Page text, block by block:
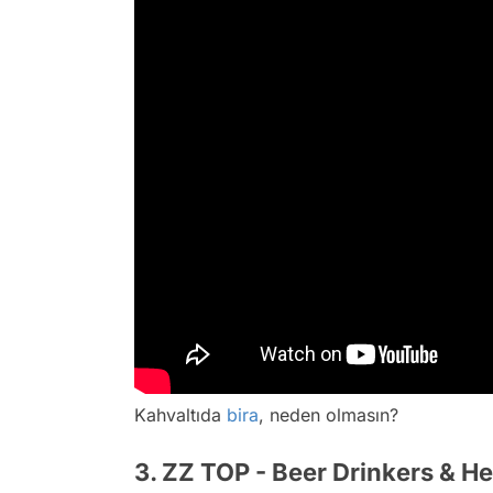
Kahvaltıda bira, neden olmasın?
3. ZZ TOP - Beer Drinkers &